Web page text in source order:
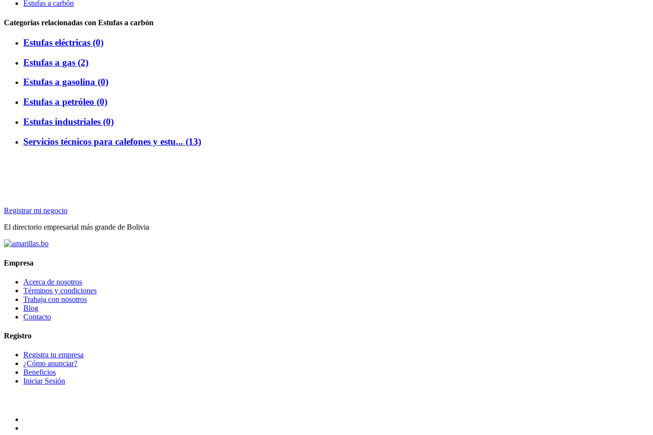
Estufas a carbón
Categorias relacionadas con Estufas a carbón
Estufas eléctricas (0)
Estufas a gas (2)
Estufas a gasolina (0)
Estufas a petróleo (0)
Estufas industriales (0)
Servicios técnicos para calefones y estu... (13)
Registrar mi negocio
El directorio empresarial más grande de Bolivia
Empresa
Acerca de nosotros
Términos y condiciones
Trabaja con nosotros
Blog
Contacto
Registro
Registra tu empresa
¿Cómo anunciar?
Beneficios
Iniciar Sesión